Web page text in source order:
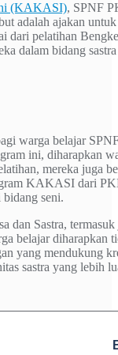
(KAKASI), SPNF
adalah ajakan
dari pelatihan
dalam bidang
warga belajar
ini, diharapkan
mereka juga
KAKASI dari
seni.
dan Sastra,
belajar diharapkan
yang mendukung
sastra yang lebih